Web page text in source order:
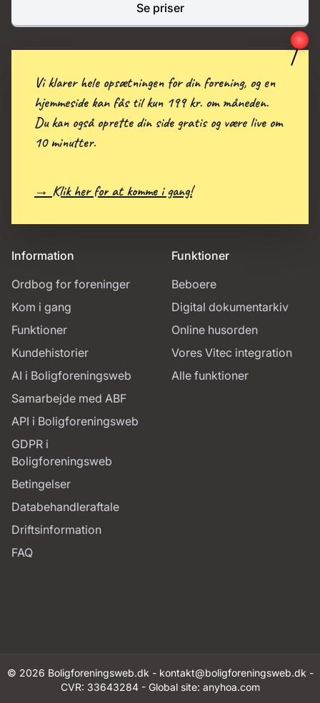
Se priser
Information
Ordbog for foreninger
Kom i gang
Funktioner
Kundehistorier
AI i Boligforeningsweb
Samarbejde med ABF
API i Boligforeningsweb
GDPR i
Boligforeningsweb
Betingelser
Databehandleraftale
Driftsinformation
FAQ
Funktioner
Beboere
Digital dokumentarkiv
Online husorden
Vores Vitec integration
Alle funktioner
Vi klarer hele opsætningen for din forening, og en
hjemmeside kan fås til kun 199 kr. om måneden.
Du kan også oprette din side gratis og være live om
10 minutter.
→ Klik her for at komme i gang!
© 2026 Boligforeningsweb.dk - kontakt@boligforeningsweb.dk -
CVR: 33643284 - Global site: anyhoa.com